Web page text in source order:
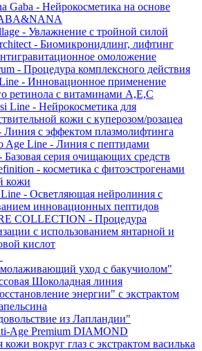
Gaba - Нейрокосметика на основе
- Увлажнение с тройной силой
- Биомикронидлинг, лифтинг
омоложение
- Процедура комплексного действия
- Инновационное применение
ретинола с витаминами A,Е,С
Line - Нейрокосметика для
кожи с куперозом/розацеа
Линия с эффектом плазмолифтинга
Age Line - Линия с пептидами
Базовая серия очищающих средств
- косметика с фитоэстрогенами
кожи
- Осветляющая нейролиния с
инновационных пептидов
COLLECTION - Процедура
с использованием янтарной и
кислот
уход с бакучиолом"
Шоколадная линия
энергии" с экстрактом
из Лапландии"
Age Premium DIAMOND
вокруг глаз с экстрактом василька